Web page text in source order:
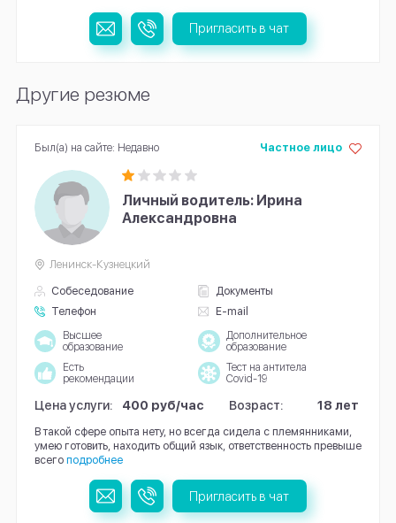
Пригласить в чат
Другие резюме
Личный водитель: Ирина
Александровна
Собеседование
Документы
Телефон
E-mail
Частное лицо
Ленинск-Кузнецкий
Высшее
образование
Дополнительное
образование
Есть
рекомендации
Тест на антитела
Covid-19
Цена услуги: 400 руб/час Возраст: 18 лет
В такой сфере опыта нету, но всегда сидела с племянниками,
умею готовить, находить общий язык, ответственность превыше
всего подробнее
Был(а) на сайте: Недавно
Пригласить в чат